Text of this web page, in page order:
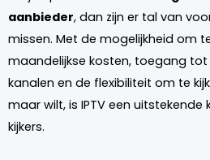
aanbieder, dan zijn er tal van
missen. Met de mogelijkheid om
maandelijkse kosten, toegang
kanalen en de flexibiliteit om te
maar wilt, is IPTV een uitstekende
kijkers.